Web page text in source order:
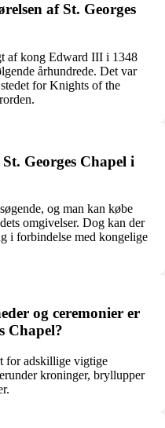
af St. Georges
af kong Edward III i 1348
århundrede. Det var
for Knights of the
Georges Chapel i
og man kan købe
omgivelser. Dog kan der
i forbindelse med kongelige
og ceremonier er
Chapel?
for adskillige vigtige
kroninger, bryllupper